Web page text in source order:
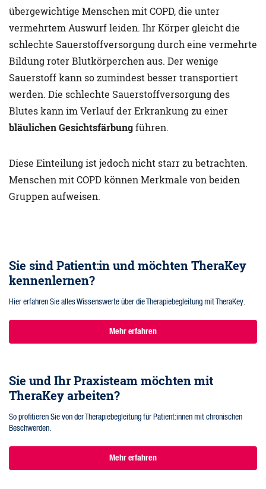
übergewichtige Menschen mit COPD, die unter
vermehrtem Auswurf leiden. Ihr Körper gleicht die
schlechte Sauerstoffversorgung durch eine vermehrte
Bildung roter Blutkörperchen aus. Der wenige
Sauerstoff kann so zumindest besser transportiert
werden. Die schlechte Sauerstoffversorgung des
Blutes kann im Verlauf der Erkrankung zu einer
bläulichen Gesichtsfärbungführen.
Diese Einteilung ist jedoch nicht starr zu betrachten.
Menschen mit COPD können Merkmale von beiden
Gruppen aufweisen.
Sie sind Patient:in und möchten TheraKey
kennenlernen?
Hier erfahren Sie alles Wissenswerte über die Therapiebegleitung mit TheraKey.
Mehr erfahren
Sie und Ihr Praxisteam möchten mit
TheraKey arbeiten?
So profitieren Sie von der Therapiebegleitung für Patient:innen mit chronischen
Beschwerden.
Mehr erfahren